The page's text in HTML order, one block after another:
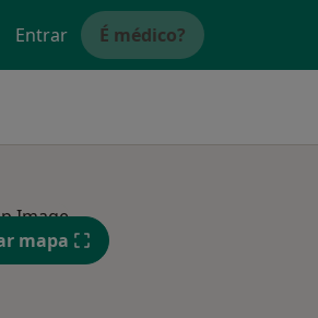
Entrar É médico?
mapa